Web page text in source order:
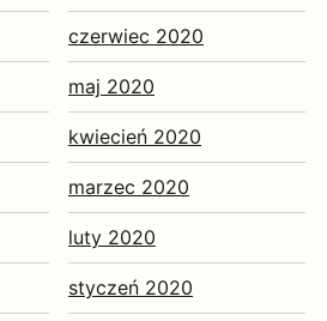
czerwiec 2020
maj 2020
kwiecień 2020
marzec 2020
luty 2020
styczeń 2020